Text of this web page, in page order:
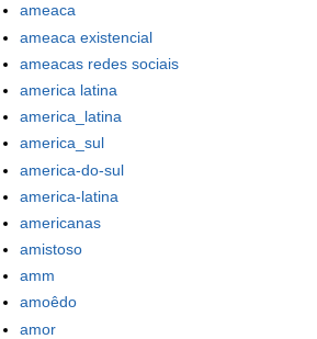
ameaca
ameaca existencial
ameacas redes sociais
america latina
america_latina
america_sul
america-do-sul
america-latina
americanas
amistoso
amm
amoêdo
amor